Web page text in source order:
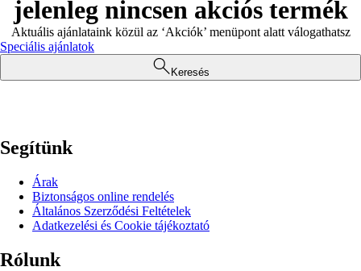
jelenleg nincsen akciós termék
Aktuális ajánlataink közül az ‘Akciók’ menüpont alatt válogathatsz
Speciális ajánlatok
Keresés
Segítünk
Árak
Biztonságos online rendelés
Általános Szerződési Feltételek
Adatkezelési és Cookie tájékoztató
Rólunk